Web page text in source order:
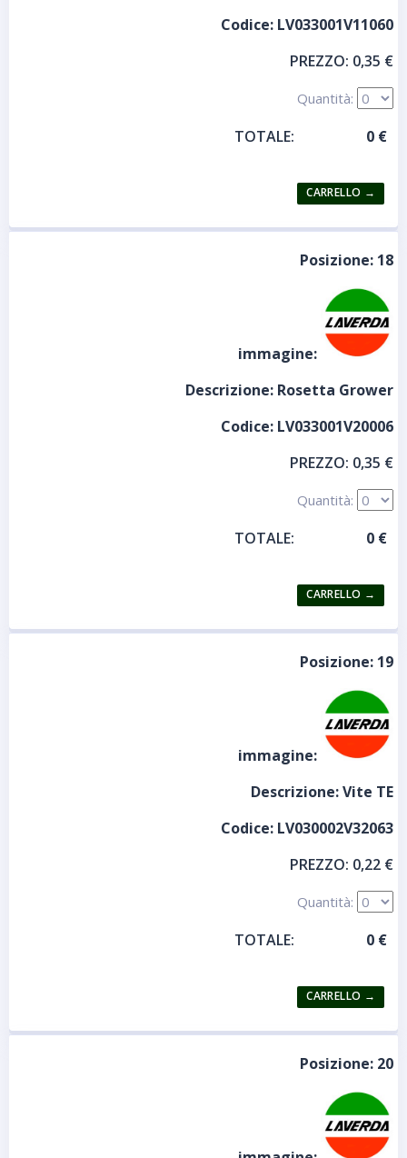
Codice: LV033001V11060
PREZZO: 0,35 €
Quantità:
TOTALE:
Posizione: 18
immagine:
Descrizione: Rosetta Grower
Codice: LV033001V20006
PREZZO: 0,35 €
Quantità:
TOTALE:
Posizione: 19
immagine:
Descrizione:Vite TE
Codice: LV030002V32063
PREZZO: 0,22 €
Quantità:
TOTALE:
Posizione: 20